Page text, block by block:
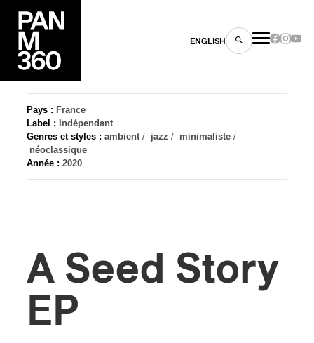
ENGLISH
Pays : France
Label :
Indépendant
Genres et styles : ambient/ jazz / minimaliste /
néoclassique
Année : 2020
A Seed Story
EP